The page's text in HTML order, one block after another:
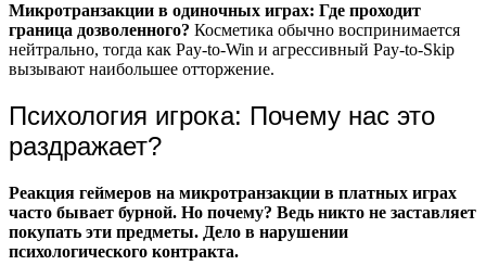
Микротранзакции в одиночных играх: Где проходит
граница дозволенного? Косметика обычно воспринимается
нейтрально, тогда как Pay-to-Win и агрессивный Pay-to-Skip
вызывают наибольшее отторжение.
Психология игрока: Почему нас это
раздражает?
Реакция геймеров на микротранзакции в платных играх
часто бывает бурной. Но почему? Ведь никто не заставляет
покупать эти предметы. Дело в нарушении
психологического контракта.